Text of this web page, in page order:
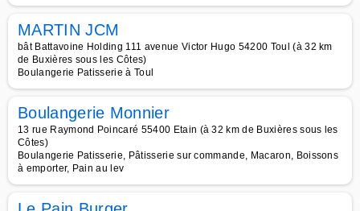
MARTIN JCM
bât Battavoine Holding 111 avenue Victor Hugo 54200 Toul (à 32 km
de Buxières sous les Côtes)
Boulangerie Patisserie à Toul
Boulangerie Monnier
13 rue Raymond Poincaré 55400 Etain (à 32 km de Buxières sous les
Côtes)
Boulangerie Patisserie, Pâtisserie sur commande, Macaron, Boissons
à emporter, Pain au lev